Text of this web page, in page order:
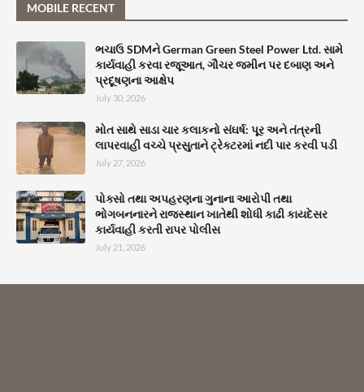
MOBILE RECENT
ભચાઉ SDMને German Green Steel Power Ltd. સામે
કાર્યવાહી કરવા રજૂઆત, ગૌચર જમીન પર દબાણ અને
પ્રદૂષણના આક્ષેપ
July 30, 2026
મોત સાથે સાડા ચાર કલાકનો સંઘર્ષ: પૂર અને તંત્રની
લાપરવાહી વચ્ચે પ્રસુતાને ટ્રેક્ટરમાં નદી પાર કરવી પડી
July 27, 2026
પોક્સો તથા અપહરણના ગુનાના આરોપી તથા
ભોગબનનારને રાજસ્થાન ખાતેથી શોધી કાઢી કાયદેસર
કાર્યવાહી કરતી રાપર પોલીસ
July 21, 2026